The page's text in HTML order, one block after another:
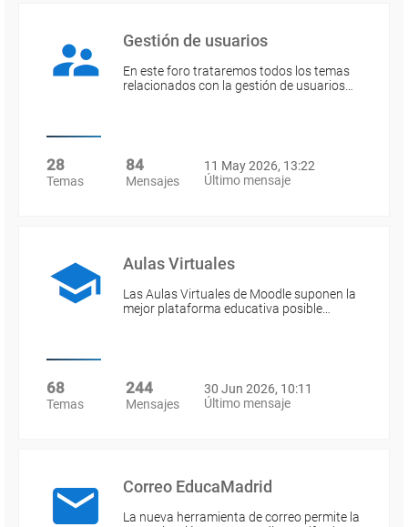
Gestión de usuarios
En este foro trataremos todos los temas
relacionados con la gestión de usuarios…
28
Temas
84
Mensajes
11 May 2026, 13:22
Último mensaje
Aulas Virtuales
Las Aulas Virtuales de Moodle suponen la
mejor plataforma educativa posible…
68
Temas
244
Mensajes
30 Jun 2026, 10:11
Último mensaje
Correo EducaMadrid
La nueva herramienta de correo permite la